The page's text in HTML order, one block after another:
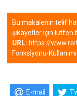
Bu makalenin telif
şikayetler için lütfen
URL: https://
Fonksiyonu-
E-mail